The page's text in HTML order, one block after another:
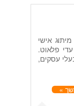
אישי
פלאוט.
עסקים,
»